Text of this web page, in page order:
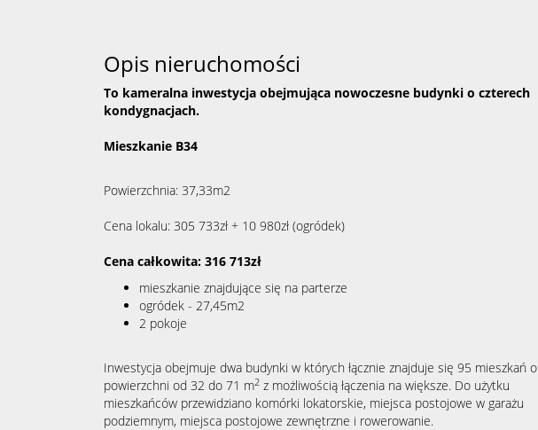
Opis nieruchomości
To kameralna inwestycja obejmująca nowoczesne budynki o czterech
kondygnacjach.
Mieszkanie B34
Powierzchnia: 37,33m2
Cena lokalu: 305 733zł + 10 980zł (ogródek)
Cena całkowita: 316 713zł
mieszkanie znajdujące się na parterze
ogródek - 27,45m2
2 pokoje
Inwestycja obejmuje dwa budynki w których łącznie znajduje się 95 mieszkań o
powierzchni od 32 do 71 m2 z możliwością łączenia na większe. Do użytku
mieszkańców przewidziano komórki lokatorskie, miejsca postojowe w garażu
podziemnym, miejsca postojowe zewnętrzne i rowerowanie.